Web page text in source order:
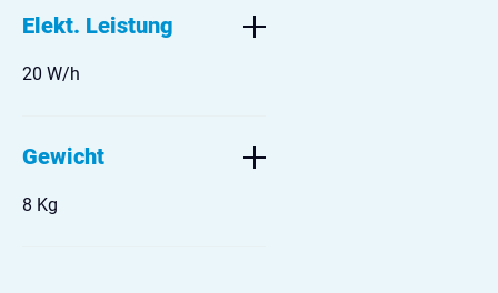
Elekt. Leistung
20 W/h
Gewicht
8 Kg